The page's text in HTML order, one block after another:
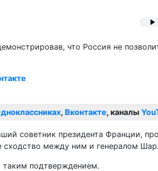
что Россия не
, Вконтакте, каналы
советник президента Франции,
между ним и генералом
подтверждением.